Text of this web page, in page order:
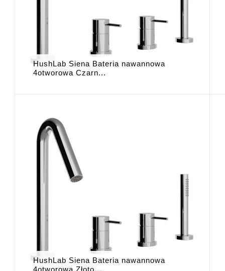
HushLab Siena Bateria nawannowa
4otworowa Czarn...
HushLab Siena Bateria nawannowa